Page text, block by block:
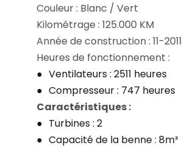
Couleur : Blanc / Vert
Kilométrage : 125.000 KM
Année de construction : 11-2011
Heures de fonctionnement :
Ventilateurs : 2511 heures
Compresseur : 747 heures
Caractéristiques :
Turbines : 2
Capacité de la benne : 8m³